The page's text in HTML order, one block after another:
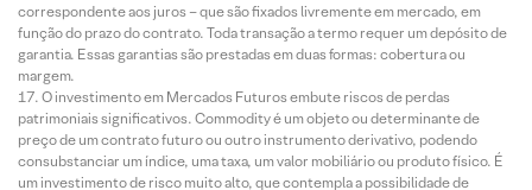
correspondente aos juros – que são fixados livremente em mercado, em
função do prazo do contrato. Toda transação a termo requer um depósito de
garantia. Essas garantias são prestadas em duas formas: cobertura ou
margem.
O investimento em Mercados Futuros embute riscos de perdas
patrimoniais significativos. Commodity é um objeto ou determinante de
preço de um contrato futuro ou outro instrumento derivativo, podendo
consubstanciar um índice, uma taxa, um valor mobiliário ou produto físico. É
um investimento de risco muito alto, que contempla a possibilidade de